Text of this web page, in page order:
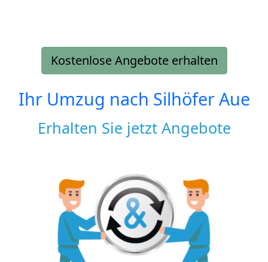
Kostenlose Angebote erhalten
Ihr Umzug nach Silhöfer Aue
Erhalten Sie jetzt Angebote